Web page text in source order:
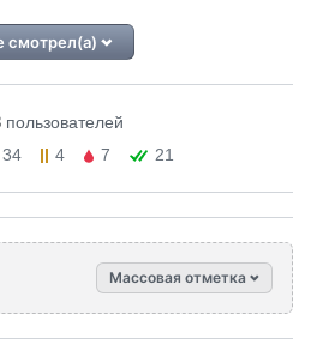
смотрел(а)
пользователей
34 4 7 21
Массовая отметка